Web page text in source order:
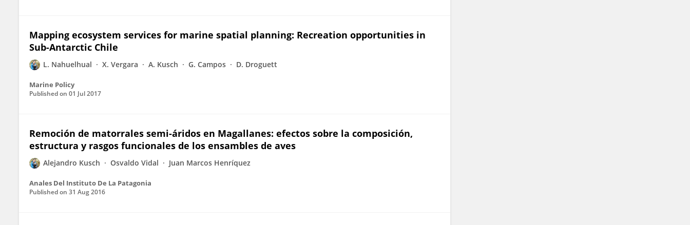
Mapping ecosystem services for marine spatial planning: Recreation opportunities in
Sub-Antarctic Chile
L. Nahuelhual X. Vergara A. Kusch G. Campos D. Droguett
Marine Policy
Published on 01 Jul 2017
Remoción de matorrales semi-áridos en Magallanes: efectos sobre la composición,
estructura y rasgos funcionales de los ensambles de aves
Alejandro Kusch Osvaldo Vidal Juan Marcos Henríquez
Anales Del Instituto De La Patagonia
Published on 31 Aug 2016